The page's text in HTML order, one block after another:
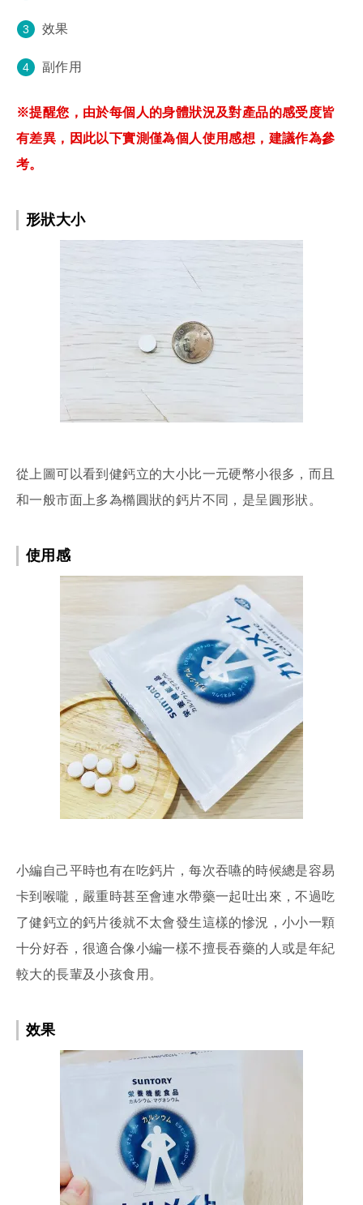
效果
副作用
※提醒您，由於每個人的身體狀況及對產品的感受度皆
有差異，因此以下實測僅為個人使用感想，建議作為參
考。
形狀大小
從上圖可以看到健鈣立的大小比一元硬幣小很多，而且
和一般市面上多為橢圓狀的鈣片不同，是呈圓形狀。
使用感
小編自己平時也有在吃鈣片，每次吞嚥的時候總是容易
卡到喉嚨，嚴重時甚至會連水帶藥一起吐出來，不過吃
了健鈣立的鈣片後就不太會發生這樣的慘況，小小一顆
十分好吞，很適合像小編一樣不擅長吞藥的人或是年紀
較大的長輩及小孩食用。
效果